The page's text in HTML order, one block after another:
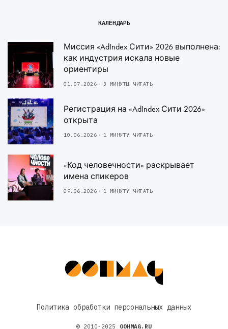
КАЛЕНДАРЬ
Миссия «AdIndex Сити» 2026 выполнена:
как индустрия искала новые
ориентиры
01.07.2026 3 МИНУТЫ ЧИТАТЬ
Регистрация на «AdIndex Сити 2026»
открыта
10.06.2026 1 МИНУТУ ЧИТАТЬ
«Код человечности» раскрывает
имена спикеров
09.06.2026 1 МИНУТУ ЧИТАТЬ
Политика обработки персональных данных
© 2010-2025 OOHMAG.RU